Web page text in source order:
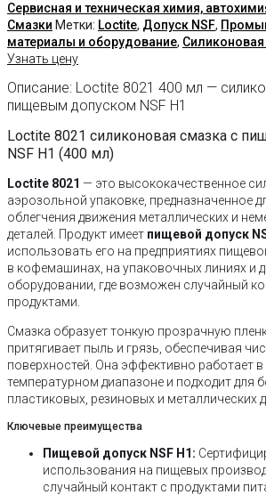
Сервисная и техническая химия,
Смазки Метки: Loctite, Допуск NSF,
материалы и оборудование,
Узнать цену
Описание: Loctite 8021 400 мл —
пищевым допуском NSF H1
Loctite 8021 силиконовая смазка с
NSF H1 (400 мл)
Loctite 8021 — это высококачественное
аэрозольной упаковке, предназначенное
облегчения движения металлических и
деталей. Продукт имеет пищевой допуск
использовать его на предприятиях
в кофемашинах, на упаковочных линиях и
оборудовании, где возможен случайный
продуктами.
Смазка образует тонкую прозрачную
притягивает пыль и грязь, обеспечивая
поверхностей. Она эффективно работает
температурном диапазоне и подходит для
пластиковых, резиновых и металлических
Ключевые преимущества
Пищевой допуск NSF H1:
использования на пищевых
случайный контакт с продуктами